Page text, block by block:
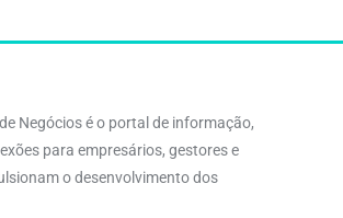
Negócios é o portal de informação,
para empresários, gestores e
o desenvolvimento dos